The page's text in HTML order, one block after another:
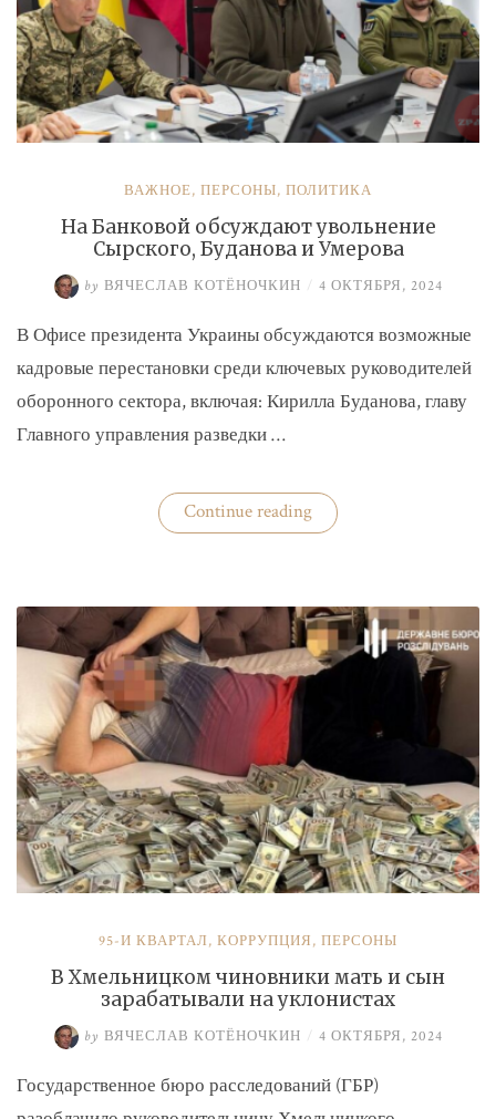
ВАЖНОЕ, ПЕРСОНЫ, ПОЛИТИКА
На Банковой обсуждают увольнение
Сырского, Буданова и Умерова
by ВЯЧЕСЛАВ КОТЁНОЧКИН / 4 ОКТЯБРЯ, 2024
В Офисе президента Украины обсуждаются возможные
кадровые перестановки среди ключевых руководителей
оборонного сектора, включая: Кирилла Буданова, главу
Главного управления разведки …
Continue reading«На
Банковой
Буданова
и
Умерова»
95-Й КВАРТАЛ, КОРРУПЦИЯ, ПЕРСОНЫ
В Хмельницком чиновники мать и сын
зарабатывали на уклонистах
by ВЯЧЕСЛАВ КОТЁНОЧКИН / 4 ОКТЯБРЯ, 2024
Государственное бюро расследований (ГБР)